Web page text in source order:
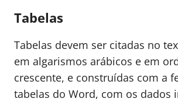
Tabelas
Tabelas devem ser citadas no
em algarismos arábicos e em
crescente, e construídas com a
tabelas do Word, com os dados